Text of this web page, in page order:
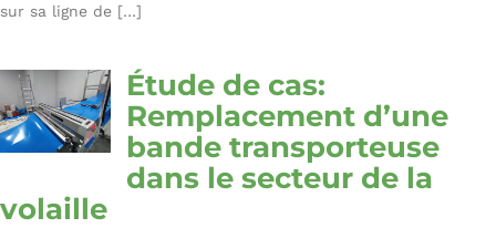
sur sa ligne de […]
Étude de cas:
Remplacement d’une
bande transporteuse
dans le secteur de la
volaille